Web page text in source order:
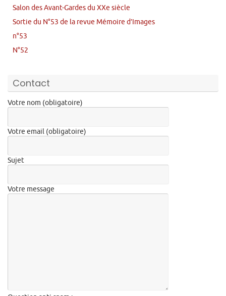
Salon des Avant-Gardes du XXe siècle
Sortie du N°53 de la revue Mémoire d’Images
n°53
N°52
Contact
Votre nom (obligatoire)
Votre email (obligatoire)
Sujet
Votre message